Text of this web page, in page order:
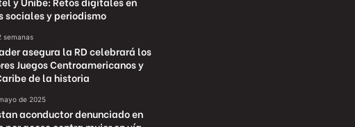
sociales y periodismo
semanas
asegura la RD celebrará los
Juegos Centroamericanos y
de la historia
de 2025
aconductor denunciado en